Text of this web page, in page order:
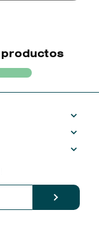
productos